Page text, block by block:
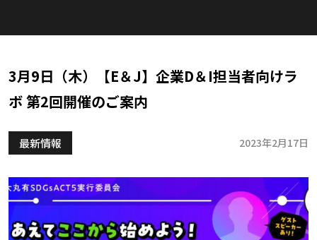
3月9日（木）【E＆J】企業D＆I担当者向けラ
ボ 第2回開催のご案内
最新情報 2023年2月17日